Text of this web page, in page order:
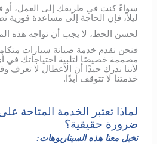
سواءً كنت في طريقك إلى العمل، أو
ليلاً، فإن الحاجة إلى مساعدة فورية
لحسن الحظ، لا يجب أن تواجه هذه
مصممة خصيصًا لتلبية احتياجاتك
لأننا ندرك جيدًا أن الأعطال لا تعرف
خدمتنا لا تتوقف أبدًا.
لماذا تعتبر الخدمة المتاحة
ضرورة حقيقية؟
تخيل معنا هذه السيناريوهات: